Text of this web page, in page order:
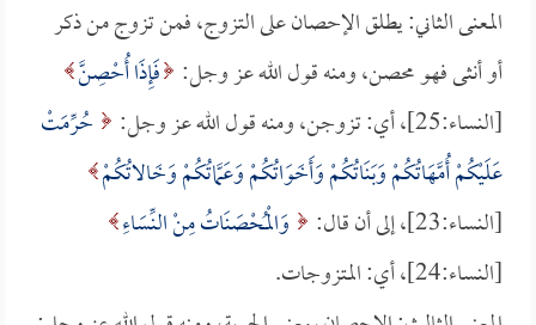
المعنى الثاني: يطلق الإحصان على التزوج، فمن تزوج من ذكر
أو أنثى فهو محصن، ومنه قول الله عز وجل: فَإِذَا أُحْصِنَّ
[النساء:25]، أي: تزوجن، ومنه قول الله عز وجل:
حُرِّمَتْ
عَلَيْكُمْ أُمَّهَاتُكُمْ وَبَنَاتُكُمْ وَأَخَوَاتُكُمْ وَعَمَّاتُكُمْ وَخَالاتُكُمْ
[النساء:23]، إلى أن قال:
وَالْمُحْصَنَاتُ مِنْ النِّسَاءِ
[النساء:24]، أي: المتزوجات.